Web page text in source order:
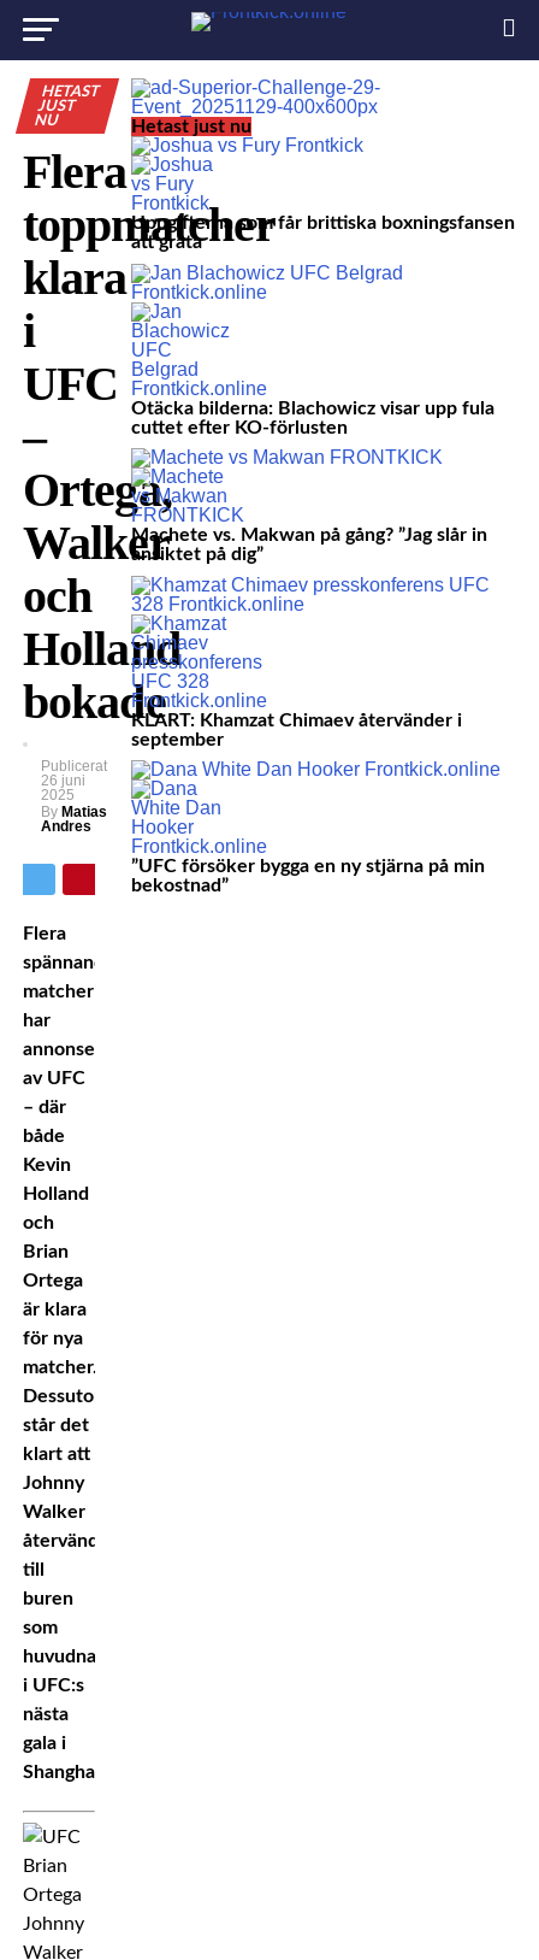
HETAST
JUST
NU
Flera
toppmatcher
klara
i
UFC
–
Ortega,
Walker
och
Holland
bokade
Publicerat
26 juni
2025
By Matias
Andres
Flera
spännande
matcher
har
annonserats
av UFC
– där
både
Kevin
Holland
och
Brian
Ortega
är klara
för nya
matcher.
Dessutom
står det
klart att
Johnny
Walker
återvänder
till
buren
som
huvudnamn
i UFC:s
nästa
gala i
Shanghai.
Hetast just nu
Uppgifterna som får brittiska boxningsfansen
att gråta
Otäcka bilderna: Blachowicz visar upp fula
cuttet efter KO-förlusten
Machete vs. Makwan på gång? ”Jag slår in
ansiktet på dig”
KLART: Khamzat Chimaev återvänder i
september
”UFC försöker bygga en ny stjärna på min
bekostnad”